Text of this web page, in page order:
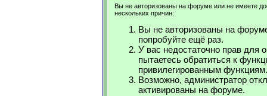
Вы не авторизованы на форуме или не имеете
нескольких причин:
Вы не авторизованы на
попробуйте ещё раз.
У вас недостаточно прав для
пытаетесь обратиться к
привилегированным функциям.
Возможно, администратор
активированы на форуме.